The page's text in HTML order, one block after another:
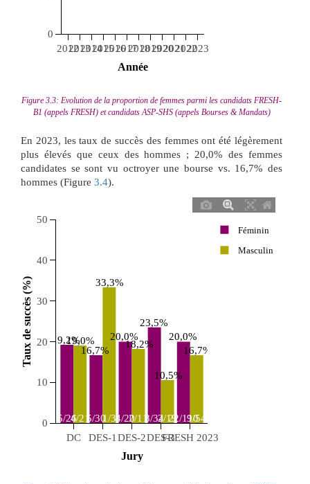
201220132014201520162017201820192020202120222023
0
Année
Figure 3.3: Evolution de la proportion de femmes parmi les candidats FRESH-
B1 (appels FRESH) et candidats ASP-SHS (appels Bourses & Mandats)
En 2023, les taux de succès des femmes ont été légèrement
plus élevés que ceux des hommes ; 20,0% des femmes
candidates se sont vu octroyer une bourse vs. 16,7% des
hommes (Figure 3.4).
19,2%
16,7%
20,0%
23,5%
20,0%
19,0%
33,3%
18,2%
10,5%
16,7%
5/26 5/30 4/20 8/34 22/110
4/21 1/3 2/11 2/19
9/54
DC
DES-1DES-2DES-3FRESH 2023
0
10
20
30
40
50
Féminin
Masculin
Jury
Taux de succès (%)